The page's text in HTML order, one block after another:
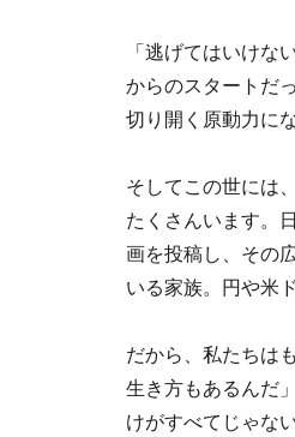
「逃げてはいけな
からのスタートだ
切り開く原動力に
そしてこの世には
たくさんいます。
画を投稿し、その
いる家族。円や米
だから、私たちは
生き方もあるんだ
けがすべてじゃな